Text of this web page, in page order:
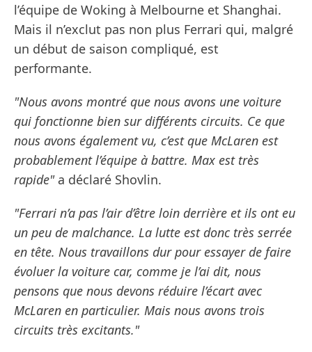
l’équipe de Woking à Melbourne et Shanghai.
Mais il n’exclut pas non plus Ferrari qui, malgré
un début de saison compliqué, est
performante.
"Nous avons montré que nous avons une voiture
qui fonctionne bien sur différents circuits. Ce que
nous avons également vu, c’est que McLaren est
probablement l’équipe à battre. Max est très
rapide"a déclaré Shovlin.
"Ferrari n’a pas l’air d’être loin derrière et ils ont eu
un peu de malchance. La lutte est donc très serrée
en tête. Nous travaillons dur pour essayer de faire
évoluer la voiture car, comme je l’ai dit, nous
pensons que nous devons réduire l’écart avec
McLaren en particulier. Mais nous avons trois
circuits très excitants."